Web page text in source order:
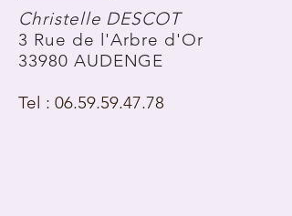
Christelle DESCOT
3 Rue de l'Arbre d'Or
33980 AUDENGE
Tel : 06.59.59.47.78